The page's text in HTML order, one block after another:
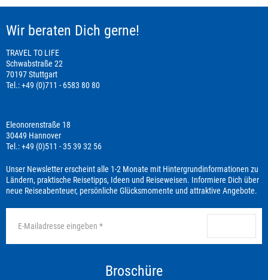
Wir beraten Dich gerne!
TRAVEL TO LIFE
Schwabstraße 22
70197 Stuttgart
Tel.: +49 (0)711 - 6583 80 80
Eleonorenstraße 18
30449 Hannover
Tel.: +49 (0)511 - 35 39 32 56
Unser Newsletter erscheint alle 1-2 Monate mit Hintergrundinformationen zu
Ländern, praktische Reisetipps, Ideen und Reiseweisen. Informiere Dich über
neue Reiseabenteuer, persönliche Glücksmomente und attraktive Angebote.
Broschüre